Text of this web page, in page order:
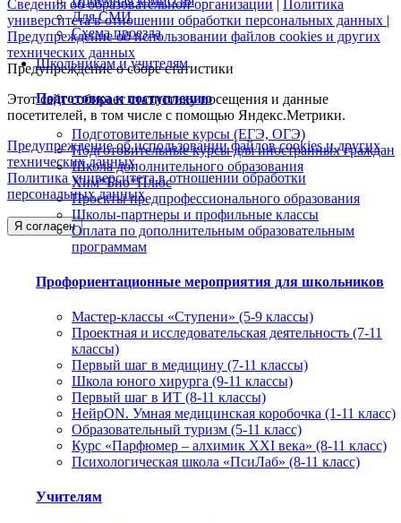
Для СМИ
Схема проезда
Школьникам и учителям
Подготовка к поступлению
Подготовительные курсы (ЕГЭ, ОГЭ)
Подготовительные курсы для иностранных граждан
Школа дополнительного образования
Хим*Био*Плюс
Проекты предпрофессионального образования
Школы-партнеры и профильные классы
Оплата по дополнительным образовательным
программам
Профориентационные мероприятия для школьников
Мастер-классы «Ступени» (5-9 классы)
Проектная и исследовательская деятельность (7-11
классы)
Первый шаг в медицину (7-11 классы)
Школа юного хирурга (9-11 классы)
Первый шаг в ИТ (8-11 классы)
НейрON. Умная медицинская коробочка (1-11 класс)
Образовательный туризм (5-11 класс)
Курс «Парфюмер – алхимик XXI века» (8-11 класс)
Психологическая школа «ПсиЛаб» (8-11 класс)
Учителям
Сведения об образовательной организации
Политика
университета в отношении обработки персональных данных
Предупреждение об использовании файлов cookies и других
технических данных
Предупреждение о сборе статистики
Этот сайт собирает статистику посещения и данные
посетителей, в том числе с помощью Яндекс.Метрики.
Предупреждение об использовании файлов cookies и других
технических данных
Политика университета в отношении обработки
персональных данных
Я согласен